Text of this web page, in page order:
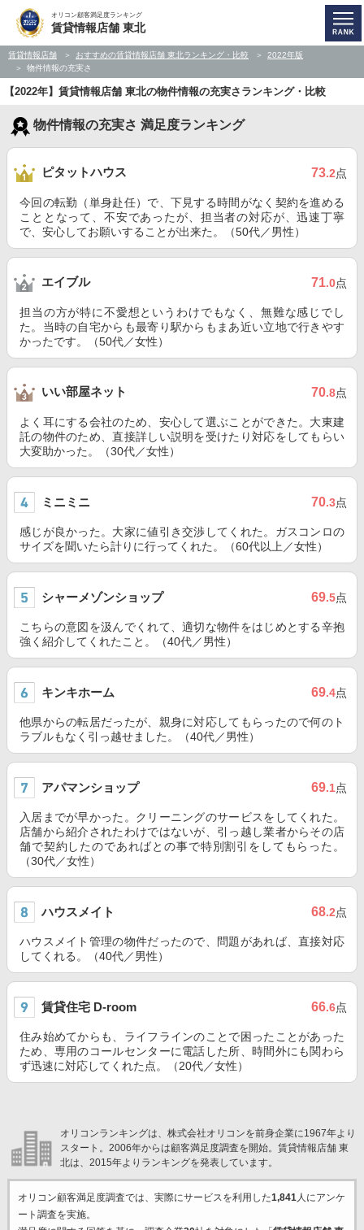
オリコン顧客満足度ランキング
賃貸情報店舗 東北
賃貸情報店舗 おすすめの賃貸情報店舗 東北ランキング・比較
2022年版
物件情報の充実さ
【2022年】賃貸情報店舗 東北の物件情報の充実さランキング・比較
物件情報の充実さ 満足度ランキング
ピタットハウス 73.2点
今回の転勤（単身赴任）で、下見する時間がなく契約を進める
こととなって、不安であったが、担当者の対応が、迅速丁寧
で、安心してお願いすることが出来た。（50代／男性）
エイブル 71.0点
担当の方が特に不愛想というわけでもなく、無難な感じでし
た。当時の自宅からも最寄り駅からもまあ近い立地で行きやす
かったです。（50代／女性）
いい部屋ネット 70.8点
よく耳にする会社のため、安心して選ぶことができた。大東建
託の物件のため、直接詳しい説明を受けたり対応をしてもらい
大変助かった。（30代／女性）
ミニミニ 70.3点
感じが良かった。大家に値引き交渉してくれた。ガスコンロの
サイズを聞いたら計りに行ってくれた。（60代以上／女性）
シャーメゾンショップ 69.5点
こちらの意図を汲んでくれて、適切な物件をはじめとする辛抱
強く紹介してくれたこと。（40代／男性）
キンキホーム 69.4点
他県からの転居だったが、親身に対応してもらったので何のト
ラブルもなく引っ越せました。（40代／男性）
アパマンショップ 69.1点
入居までが早かった。クリーニングのサービスをしてくれた。
店舗から紹介されたわけではないが、引っ越し業者からその店
舗で契約したのであればとの事で特別割引をしてもらった。
（30代／女性）
ハウスメイト 68.2点
ハウスメイト管理の物件だったので、問題があれば、直接対応
してくれる。（40代／男性）
賃貸住宅 D-room 66.6点
住み始めてからも、ライフラインのことで困ったことがあった
ため、専用のコールセンターに電話した所、時間外にも関わら
ず迅速に対応してくれた点。（20代／女性）
オリコンランキングは、株式会社オリコンを前身企業に1967年より
スタート。2006年からは顧客満足度調査を開始。賃貸情報店舗 東
北は、2015年よりランキングを発表しています。
オリコン顧客満足度調査では、実際にサービスを利用した1,841人にアンケ
ート調査を実施。